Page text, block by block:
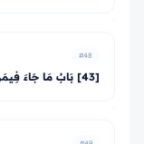
#48
[43] بَابُ مَا جَاءَ فِيمَنْ لَمْ يَقْنَعْ بِالْـحَلِفِ بِاللهِ (من الكبائر)